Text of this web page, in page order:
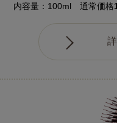
内容量：100ml 通常価格